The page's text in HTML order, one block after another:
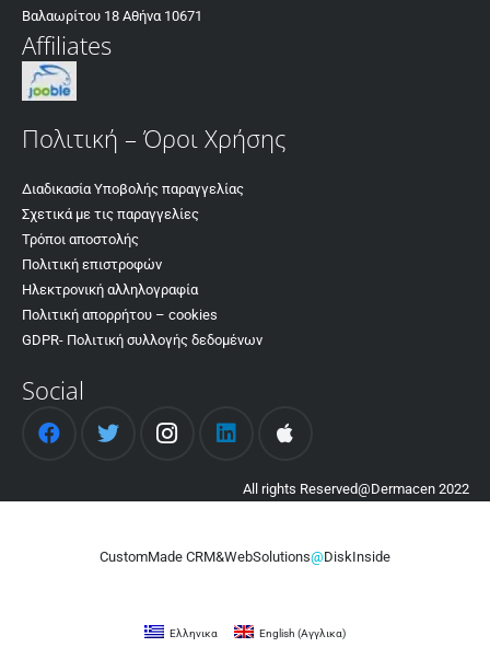
Βαλαωρίτου 18 Αθήνα 10671
Affiliates
Πολιτική – Όροι Χρήσης
Διαδικασία Υποβολής παραγγελίας
Σχετικά με τις παραγγελίες
Τρόποι αποστολής
Πολιτική επιστροφών
Ηλεκτρονική αλληλογραφία
Πολιτική απορρήτου – cookies
GDPR- Πολιτική συλλογής δεδομένων
Social
All rights Reserved@Dermacen 2022
CustomMade CRM&WebSolutions@DiskInside
Ελληνικα English (Αγγλικα)